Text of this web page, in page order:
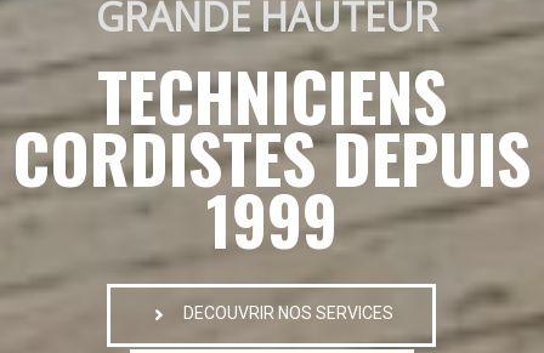
GRANDE HAUTEUR
TECHNICIENS
CORDISTES DEPUIS
1999
DECOUVRIR NOS SERVICES